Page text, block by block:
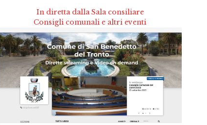
In diretta dalla Sala consiliare
Consigli comunali e altri eventi